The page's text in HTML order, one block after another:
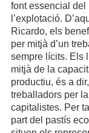
font essencial del
l’explotació.
Ricardo, els
per mitjà d’un
sempre lícits. Els
mitjà de la
productiu, és a
treballadors per
capitalistes. Per
part del pastís